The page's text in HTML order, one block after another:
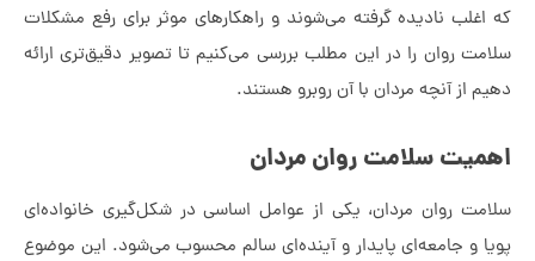
نادیده گرفته می‌شوند و راهکارهای موثر برای رفع مشکلات
را در این مطلب بررسی می‌کنیم تا تصویر دقیق‌تری ارائه
آنچه مردان با آن روبرو هستند.
سلامت روان مردان
مردان، یکی از عوامل اساسی در شکل‌گیری خانواده‌ای
جامعه‌ای پایدار و آینده‌ای سالم محسوب می‌شود. این موضوع